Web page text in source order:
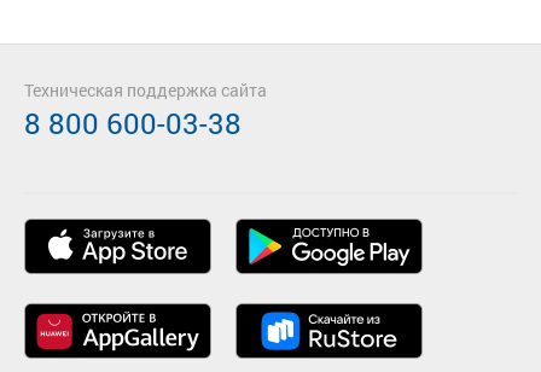
Техническая поддержка сайта
8 800 600-03-38